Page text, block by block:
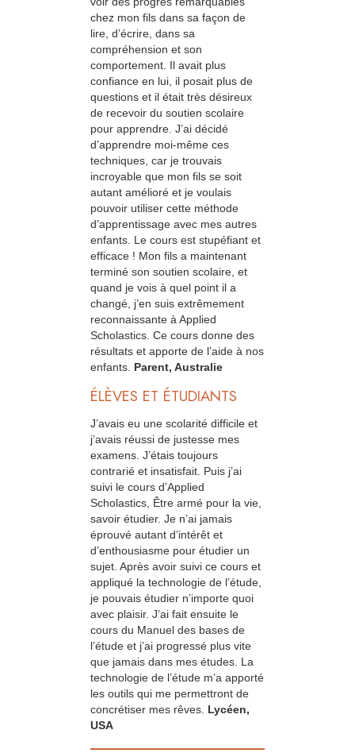
chez mon fils dans sa façon de
lire, d’écrire, dans sa
compréhension et son
comportement. Il avait plus
confiance en lui, il posait plus de
questions et il était très désireux
de recevoir du soutien scolaire
pour apprendre. J’ai décidé
d’apprendre moi-même ces
techniques, car je trouvais
incroyable que mon fils se soit
autant amélioré et je voulais
pouvoir utiliser cette méthode
d’apprentissage avec mes autres
enfants. Le cours est stupéfiant et
efficace ! Mon fils a maintenant
terminé son soutien scolaire, et
quand je vois à quel point il a
changé, j’en suis extrêmement
reconnaissante à Applied
Scholastics. Ce cours donne des
résultats et apporte de l’aide à nos
enfants. Parent, Australie
ÉLÈVES ET ÉTUDIANTS
J’avais eu une scolarité difficile et
j’avais réussi de justesse mes
examens. J’étais toujours
contrarié et insatisfait. Puis j’ai
suivi le cours d’Applied
Scholastics, Être armé pour la vie,
savoir étudier. Je n’ai jamais
éprouvé autant d’intérêt et
d’enthousiasme pour étudier un
sujet. Après avoir suivi ce cours et
appliqué la technologie de l’étude,
je pouvais étudier n’importe quoi
avec plaisir. J’ai fait ensuite le
cours du Manuel des bases de
l’étude et j’ai progressé plus vite
que jamais dans mes études. La
technologie de l’étude m’a apporté
les outils qui me permettront de
concrétiser mes rêves. Lycéen,
USA